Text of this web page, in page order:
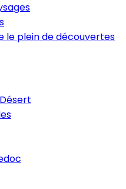
le plein de découvertes